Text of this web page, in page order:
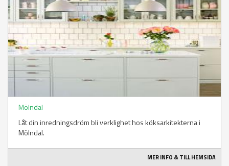
Mölndal
Låt din inredningsdröm bli verklighet hos köksarkitekterna i
Mölndal.
MER INFO & TILL HEMSIDA